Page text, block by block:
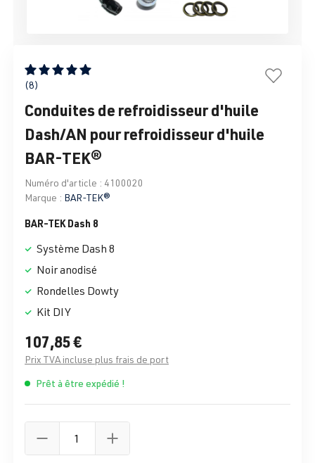
Note moyenne de 5 sur 5 étoiles
(8)
Conduites de refroidisseur d'huile
Dash/AN pour refroidisseur d'huile
BAR-TEK®
Numéro d'article : 4100020
Marque : BAR-TEK®
BAR-TEK Dash 8
Système Dash 8
Noir anodisé
Rondelles Dowty
Kit DIY
107,85 €
Prix TVA incluse plus frais de port
Prêt à être expédié !